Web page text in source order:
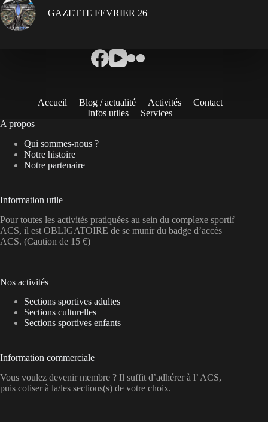
GAZETTE FEVRIER 26
Accueil Blog / actualité Activités
Contact
Infos utiles
Services
A propos
Qui sommes-nous ?
Notre histoire
Notre partenaire
Information utile
Pour toutes les activités pratiquées au sein du complexe sportif
ACS, il est OBLIGATOIRE de se munir du badge d’accès
ACS. (Caution de 15 €)
Nos activités
Sections sportives adultes
Sections culturelles
Sections sportives enfants
Information commerciale
Vous voulez devenir membre ? Il suffit d’adhérer à l’ ACS,
puis cotiser à la/les sections(s) de votre choix.